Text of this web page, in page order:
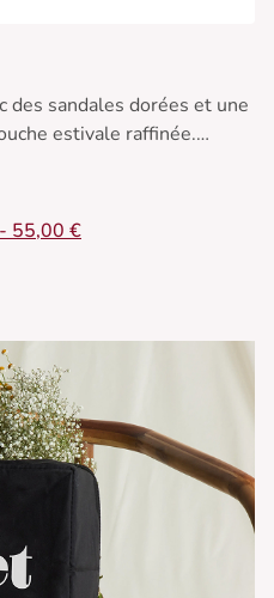
des sandales dorées et une
estivale raffinée.
55,00 €